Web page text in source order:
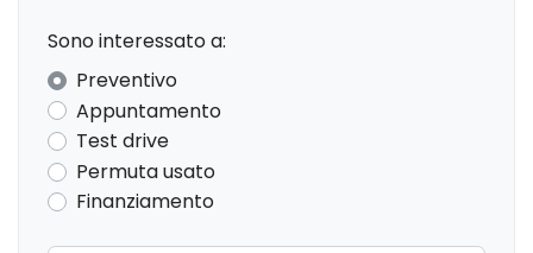
Garanzie
Illuminazione abitacolo
Indicatore cambio marcia
Sono interessato a:
Preventivo
Appuntamento
Test drive
Permuta usato
Finanziamento